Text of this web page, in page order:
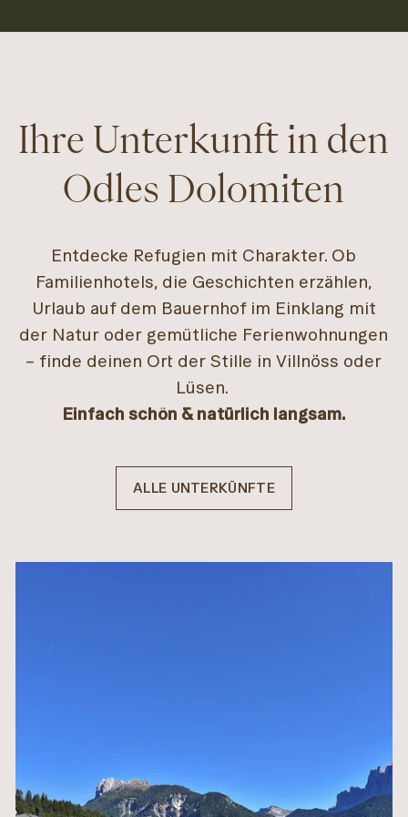
Ihre Unterkunft in den
Odles Dolomiten
Entdecke Refugien mit Charakter. Ob
Familienhotels, die Geschichten erzählen,
Urlaub auf dem Bauernhof im Einklang mit
der Natur oder gemütliche Ferienwohnungen
– finde deinen Ort der Stille in Villnöss oder
Lüsen.
Einfach schön & natürlich langsam.
ALLE UNTERKÜNFTE